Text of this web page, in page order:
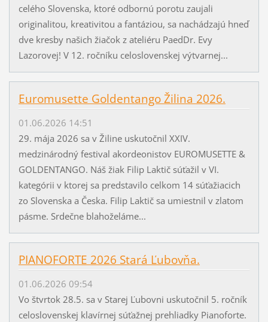
celého Slovenska, ktoré odbornú porotu zaujali
originalitou, kreativitou a fantáziou, sa nachádzajú hneď
dve kresby našich žiačok z ateliéru PaedDr. Evy
Lazorovej! V 12. ročníku celoslovenskej výtvarnej...
Euromusette Goldentango Žilina 2026.
01.06.2026 14:51
29. mája 2026 sa v Žiline uskutočnil XXIV.
medzinárodný festival akordeonistov EUROMUSETTE &
GOLDENTANGO. Náš žiak Filip Laktič súťažil v VI.
kategórii v ktorej sa predstavilo celkom 14 súťažiacich
zo Slovenska a Česka. Filip Laktič sa umiestnil v zlatom
pásme. Srdečne blahoželáme...
PIANOFORTE 2026 Stará Ľubovňa.
01.06.2026 09:54
Vo štvrtok 28.5. sa v Starej Ľubovni uskutočnil 5. ročník
celoslovenskej klavírnej súťažnej prehliadky Pianoforte.